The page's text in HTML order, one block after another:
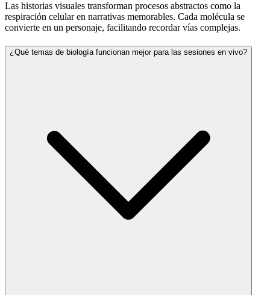
Las historias visuales transforman procesos abstractos como la
respiración celular en narrativas memorables. Cada molécula se
convierte en un personaje, facilitando recordar vías complejas.
¿Qué temas de biología funcionan mejor para las sesiones en vivo?